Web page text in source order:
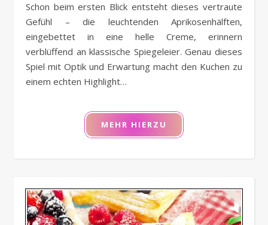
Schon beim ersten Blick entsteht dieses vertraute
Gefühl – die leuchtenden Aprikosenhälften,
eingebettet in eine helle Creme, erinnern
verblüffend an klassische Spiegeleier. Genau dieses
Spiel mit Optik und Erwartung macht den Kuchen zu
einem echten Highlight…
MEHR HIERZU